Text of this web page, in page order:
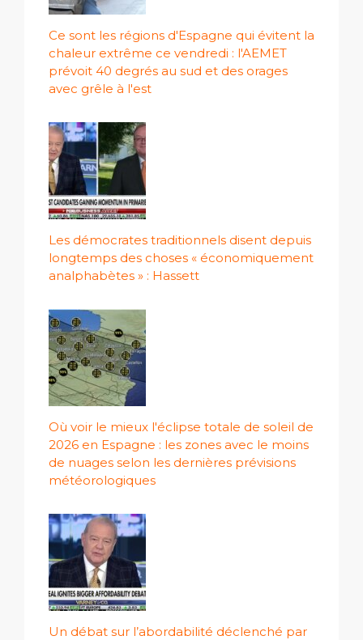
Ce sont les régions d'Espagne qui évitent la
chaleur extrême ce vendredi : l'AEMET
prévoit 40 degrés au sud et des orages
avec grêle à l'est
Les démocrates traditionnels disent depuis
longtemps des choses « économiquement
analphabètes » : Hassett
Où voir le mieux l'éclipse totale de soleil de
2026 en Espagne : les zones avec le moins
de nuages ​​selon les dernières prévisions
météorologiques
Un débat sur l’abordabilité déclenché par